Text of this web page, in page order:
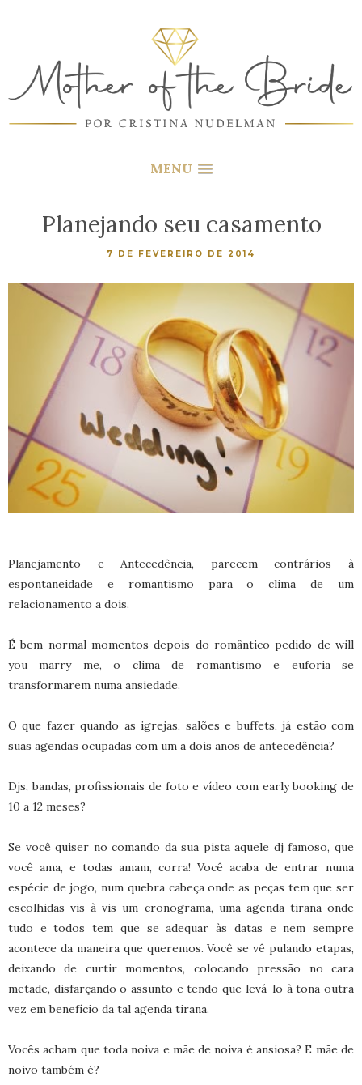
MENU
Planejando seu casamento
7 DE FEVEREIRO DE 2014
Planejamento e Antecedência, parecem contrários à
espontaneidade e romantismo para o clima de um
relacionamento a dois.
É bem normal momentos depois do romântico pedido de will
you marry me, o clima de romantismo e euforia se
transformarem numa ansiedade.
O que fazer quando as igrejas, salões e buffets, já estão com
suas agendas ocupadas com um a dois anos de antecedência?
Djs, bandas, profissionais de foto e vídeo com early booking de
10 a 12 meses?
Se você quiser no comando da sua pista aquele dj famoso, que
você ama, e todas amam, corra! Você acaba de entrar numa
espécie de jogo, num quebra cabeça onde as peças tem que ser
escolhidas vis à vis um cronograma, uma agenda tirana onde
tudo e todos tem que se adequar às datas e nem sempre
acontece da maneira que queremos. Você se vê pulando etapas,
deixando de curtir momentos, colocando pressão no cara
metade, disfarçando o assunto e tendo que levá-lo à tona outra
vez em benefício da tal agenda tirana.
Vocês acham que toda noiva e mãe de noiva é ansiosa? E mãe de
noivo também é?